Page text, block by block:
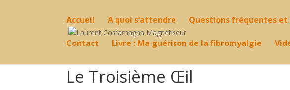
Accueil A quoi s’attendre Questions fréquentes
Contact Livre : Ma guérison de la fibromyalgie
Le Troisième Œil